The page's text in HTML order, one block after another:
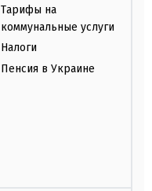
Тарифы на
коммунальные услуги
Налоги
Пенсия в Украине